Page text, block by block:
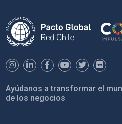
Ayúdanos a transformar el
de los negocios